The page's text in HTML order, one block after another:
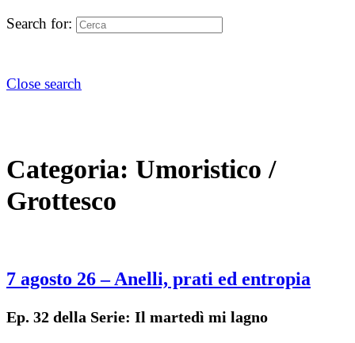
Search for:
Close search
Categoria: Umoristico /
Grottesco
7 agosto 26 – Anelli, prati ed entropia
Ep. 32 della Serie: Il martedì mi lagno